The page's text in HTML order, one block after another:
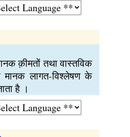
क़ीमतों तथा वास्तविक
लागत-विश्लेषण के
है ।